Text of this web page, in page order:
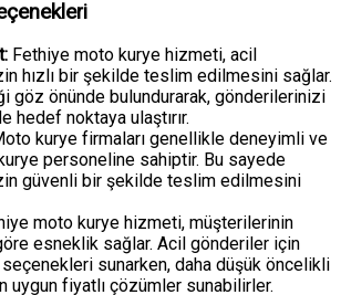
Fethiye moto kurye hizmeti, acil
hızlı bir şekilde teslim edilmesini sağlar.
göz önünde bulundurarak, gönderilerinizi
hedef noktaya ulaştırır.
kurye firmaları genellikle deneyimli ve
personeline sahiptir. Bu sayede
güvenli bir şekilde teslim edilmesini
moto kurye hizmeti, müşterilerinin
esneklik sağlar. Acil gönderiler için
seçenekleri sunarken, daha düşük öncelikli
uygun fiyatlı çözümler sunabilirler.